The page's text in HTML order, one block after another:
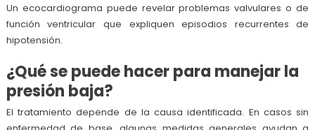
Un ecocardiograma puede revelar problemas valvulares o de
función ventricular que expliquen episodios recurrentes de
hipotensión.
¿Qué se puede hacer para manejar la
presión baja?
El tratamiento depende de la causa identificada. En casos sin